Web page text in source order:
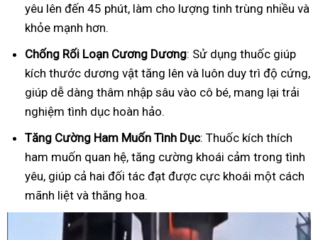
yêu lên đến 45 phút, làm cho lượng tinh trùng nhiều và
khỏe mạnh hơn.
Chống Rối Loạn Cương Dương: Sử dụng thuốc giúp
kích thước dương vật tăng lên và luôn duy trì độ cứng,
giúp dễ dàng thâm nhập sâu vào cô bé, mang lại trải
nghiệm tình dục hoàn hảo.
Tăng Cường Ham Muốn Tình Dục: Thuốc kích thích
ham muốn quan hệ, tăng cường khoái cảm trong tình
yêu, giúp cả hai đối tác đạt được cực khoái một cách
mãnh liệt và thăng hoa.